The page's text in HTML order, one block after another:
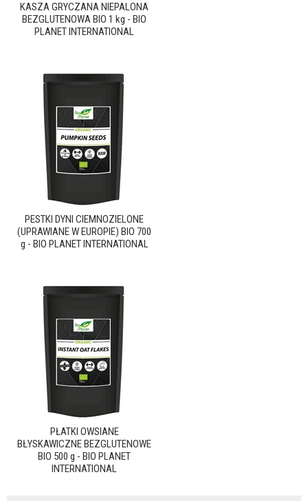
KASZA GRYCZANA NIEPALONA
BEZGLUTENOWA BIO 1 kg - BIO
PLANET INTERNATIONAL
PESTKI DYNI CIEMNOZIELONE
(UPRAWIANE W EUROPIE) BIO 700
g - BIO PLANET INTERNATIONAL
PŁATKI OWSIANE
BŁYSKAWICZNE BEZGLUTENOWE
BIO 500 g - BIO PLANET
INTERNATIONAL